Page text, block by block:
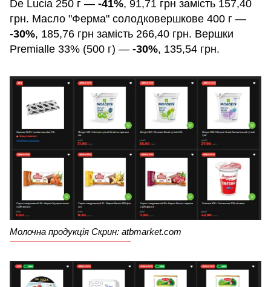
De Lucia 250 г — -41%, 91,71 грн замість 157,40
грн. Масло "Ферма" солодковершкове 400 г —
-30%, 185,76 грн замість 266,40 грн. Вершки
Premialle 33% (500 г) — -30%, 135,54 грн.
Молочна продукція Скрин: atbmarket.com